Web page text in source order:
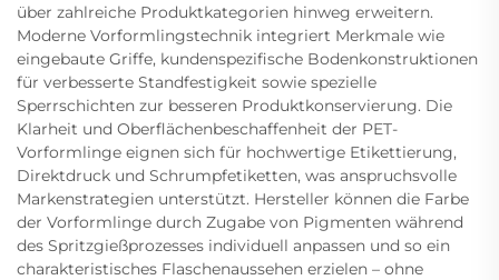
über zahlreiche Produktkategorien hinweg erweitern.
Moderne Vorformlingstechnik integriert Merkmale wie
eingebaute Griffe, kundenspezifische Bodenkonstruktionen
für verbesserte Standfestigkeit sowie spezielle
Sperrschichten zur besseren Produktkonservierung. Die
Klarheit und Oberflächenbeschaffenheit der PET-
Vorformlinge eignen sich für hochwertige Etikettierung,
Direktdruck und Schrumpfetiketten, was anspruchsvolle
Markenstrategien unterstützt. Hersteller können die Farbe
der Vorformlinge durch Zugabe von Pigmenten während
des Spritzgießprozesses individuell anpassen und so ein
charakteristisches Flaschenaussehen erzielen – ohne